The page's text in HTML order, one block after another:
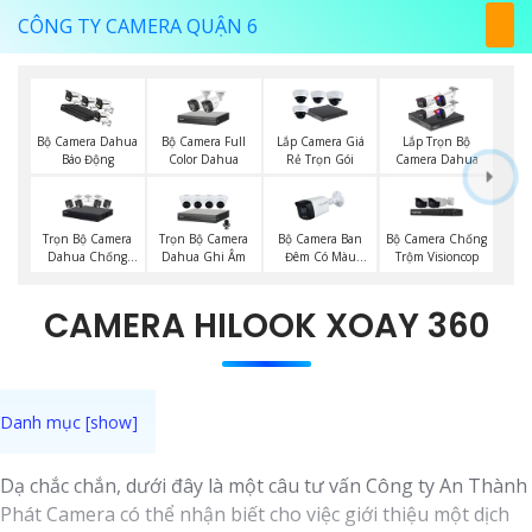
CÔNG TY CAMERA QUẬN 6
Bộ Camera Dahua
Báo Động
Bộ Camera Full
Color Dahua
Lắp Camera Giá
Rẻ Trọn Gói
Lắp Trọn Bộ
Camera Dahua
Trọn Bộ Camera
Dahua Chống
Trọn Bộ Camera
Dahua Ghi Âm
Bộ Camera Ban
Đêm Có Màu
Bộ Camera Chống
Trộm Visioncop
CAMERA HILOOK XOAY 360
Dạ chắc chắn, dưới đây là một câu tư vấn Công ty An Thành
Phát Camera có thể nhận biết cho việc giới thiệu một dịch